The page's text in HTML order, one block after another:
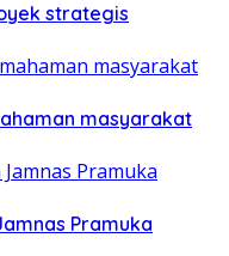
strategis
masyarakat
Pramuka